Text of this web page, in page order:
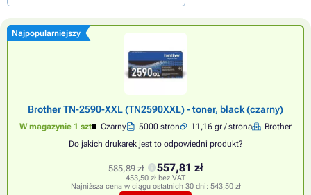
Najpopularniejszy
Brother TN-2590-XXL (TN2590XXL) - toner, black (czarny)
W magazynie 1 szt Czarny 5000 stron 11,16 gr / strona
Brother
Do jakich drukarek jest to odpowiedni produkt?
585,89 zł 557,81 zł
453,50 zł bez VAT
Najniższa cena w ciągu ostatnich 30 dni: 543,50 zł